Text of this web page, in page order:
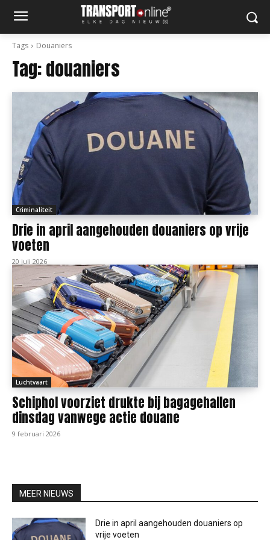
Tags Douaniers
Tag:douaniers
Criminaliteit
Drie in april aangehouden douaniers op vrije
voeten
20 juli 2026
Luchtvaart
Schiphol voorziet drukte bij bagagehallen
dinsdag vanwege actie douane
9 februari 2026
MEER NIEUWS
Drie in april aangehouden douaniers op
vrije voeten